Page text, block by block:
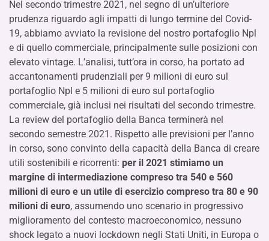
Nel secondo trimestre 2021, nel segno di un’ulteriore
prudenza riguardo agli impatti di lungo termine del Covid-
19, abbiamo avviato la revisione del nostro portafoglio Npl
e di quello commerciale, principalmente sulle posizioni con
elevato vintage. L’analisi, tutt’ora in corso, ha portato ad
accantonamenti prudenziali per 9 milioni di euro sul
portafoglio Npl e 5 milioni di euro sul portafoglio
commerciale, già inclusi nei risultati del secondo trimestre.
La review del portafoglio della Banca terminerà nel
secondo semestre 2021. Rispetto alle previsioni per l’anno
in corso, sono convinto della capacità della Banca di creare
utili sostenibili e ricorrenti: per il 2021 stimiamo un
margine di intermediazione compreso tra 540 e 560
milioni di euro e un utile di esercizio compreso tra 80 e 90
milioni di euro, assumendo uno scenario in progressivo
miglioramento del contesto macroeconomico, nessuno
shock legato a nuovi lockdown negli Stati Uniti, in Europa o